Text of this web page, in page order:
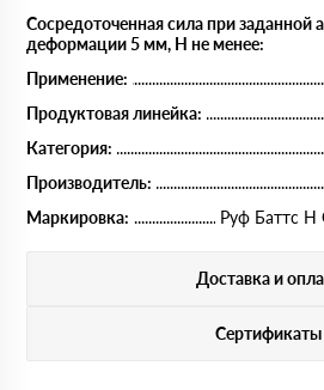
Сосредоточенная сила при заданной
деформации 5 мм, Н не менее:
Применение:
Продуктовая линейка:
Категория:
Производитель:
Маркировка:
Руф Баттс Н
Доставка и
Сертификаты